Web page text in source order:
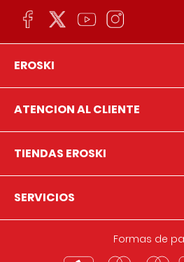
EROSKI
ATENCION AL CLIENTE
TIENDAS EROSKI
SERVICIOS
Formas de